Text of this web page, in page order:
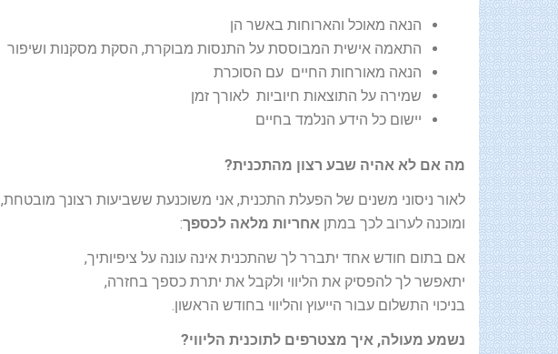
הנאה מאוכל והארוחות באשר הן
התאמה אישית המבוססת על התנסות מבוקרת, הסקת מסקנות ושיפור
הנאה מאורחות החיים עם הסוכרת
שמירה על התוצאות חיוביות לאורך זמן
יישום כל הידע הנלמד בחיים
מה אם לא אהיה שבע רצון מהתכנית?
לאור ניסוני משנים של הפעלת התכנית, אני משוכנעת ששביעות רצונך מובטחת,
ומוכנה לערוב לכך במתן אחריות מלאה לכספך:
אם בתום חודש אחד יתברר לך שהתכנית אינה עונה על ציפיותיך,
יתאפשר לך להפסיק את הליווי ולקבל את יתרת כספך בחזרה,
בניכוי התשלום עבור הייעוץ והליווי בחודש הראשון.
נשמע מעולה, איך מצטרפים לתוכנית הליווי?